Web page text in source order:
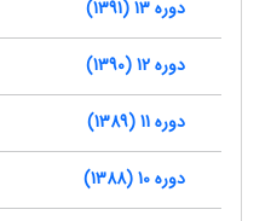
دوره 13 (1391)
دوره 12 (1390)
دوره 11 (1389)
دوره 10 (1388)